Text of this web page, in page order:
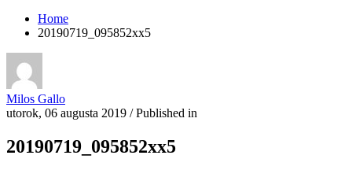
Home
20190719_095852xx5
Milos Gallo
utorok, 06 augusta 2019 /Published in
20190719_095852xx5